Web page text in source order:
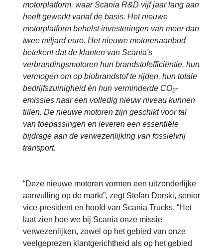
motorplatform, waar Scania R&D vijf jaar lang aan
heeft gewerkt vanaf de basis. Het nieuwe
motorplatform behelst investeringen van meer dan
twee miljard euro. Het nieuwe motorenaanbod
betekent dat de klanten van Scania's
verbrandingsmotoren hun brandstofefficiëntie, hun
vermogen om op biobrandstof te rijden, hun totale
bedrijfszuinigheid én hun verminderde CO2-
emissies naar een volledig nieuw niveau kunnen
tillen. De nieuwe motoren zijn geschikt voor tal
van toepassingen en leveren een essentiële
bijdrage aan de verwezenlijking van fossielvrij
transport.
“Deze nieuwe motoren vormen een uitzonderlijke
aanvulling op de markt”, zegt Stefan Dorski, senior
vice-president en hoofd van Scania Trucks. “Het
laat zien hoe we bij Scania onze missie
verwezenlijken, zowel op het gebied van onze
veelgeprezen klantgerichtheid als op het gebied